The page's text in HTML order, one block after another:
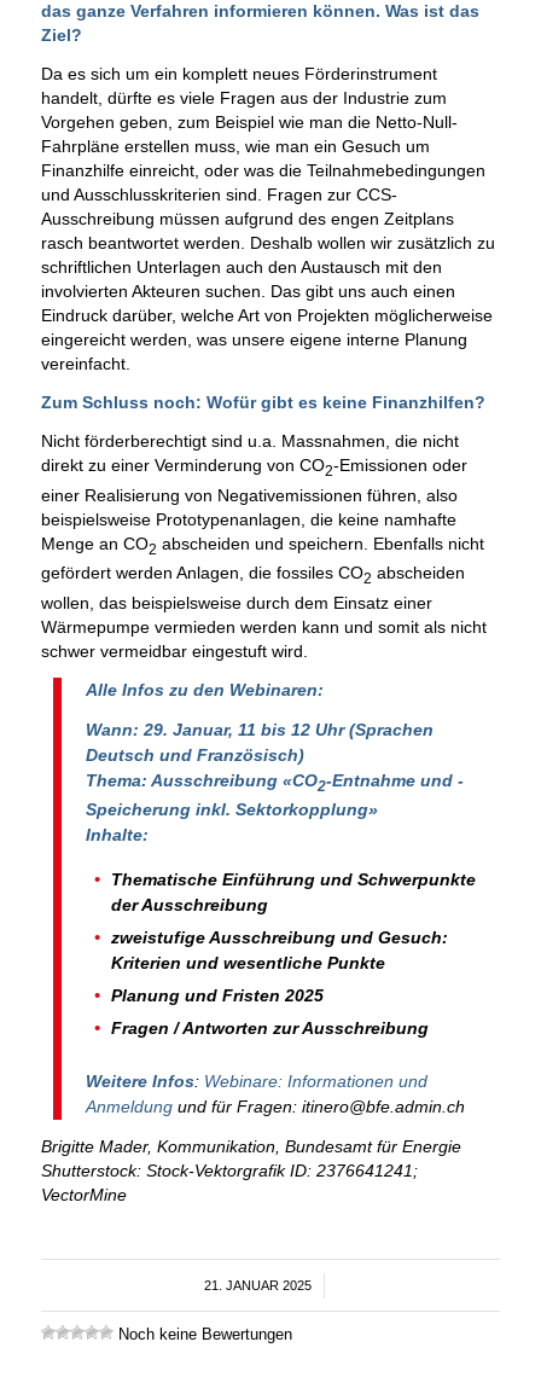
das ganze Verfahren informieren können. Was ist das
Ziel?
Da es sich um ein komplett neues Förderinstrument
handelt, dürfte es viele Fragen aus der Industrie zum
Vorgehen geben, zum Beispiel wie man die Netto-Null-
Fahrpläne erstellen muss, wie man ein Gesuch um
Finanzhilfe einreicht, oder was die Teilnahmebedingungen
und Ausschlusskriterien sind. Fragen zur CCS-
Ausschreibung müssen aufgrund des engen Zeitplans
rasch beantwortet werden. Deshalb wollen wir zusätzlich zu
schriftlichen Unterlagen auch den Austausch mit den
involvierten Akteuren suchen. Das gibt uns auch einen
Eindruck darüber, welche Art von Projekten möglicherweise
eingereicht werden, was unsere eigene interne Planung
vereinfacht.
Zum Schluss noch: Wofür gibt es keine Finanzhilfen?
Nicht förderberechtigt sind u.a. Massnahmen, die nicht
direkt zu einer Verminderung von CO2-Emissionen oder
einer Realisierung von Negativemissionen führen, also
beispielsweise Prototypenanlagen, die keine namhafte
Menge an CO2 abscheiden und speichern. Ebenfalls nicht
gefördert werden Anlagen, die fossiles CO2 abscheiden
wollen, das beispielsweise durch dem Einsatz einer
Wärmepumpe vermieden werden kann und somit als nicht
schwer vermeidbar eingestuft wird.
Alle Infos zu den Webinaren:
Wann: 29. Januar, 11 bis 12 Uhr (Sprachen
Deutsch und Französisch)
Thema: Ausschreibung «CO2-Entnahme und -
Speicherung inkl. Sektorkopplung»
Inhalte:
Thematische Einführung und Schwerpunkte
der Ausschreibung
zweistufige Ausschreibung und Gesuch:
Kriterien und wesentliche Punkte
Planung und Fristen 2025
Fragen / Antworten zur Ausschreibung
Weitere Infos: Webinare: Informationen und
Anmeldungund für Fragen: itinero@bfe.admin.ch
Brigitte Mader, Kommunikation, Bundesamt für Energie
Shutterstock: Stock-Vektorgrafik ID: 2376641241;
VectorMine
21. JANUAR 2025
/
Noch keine Bewertungen